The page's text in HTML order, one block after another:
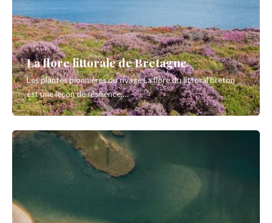
La flore littorale de Bretagne
Les plantes pionnières du rivage La flore du littoral breton
est une leçon de résilience.…